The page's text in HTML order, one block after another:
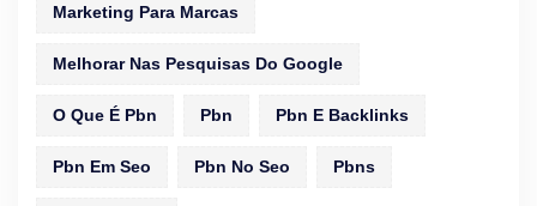
Marketing Para Marcas
Melhorar Nas Pesquisas Do Google
O Que É Pbn Pbn Pbn E Backlinks
Pbn Em Seo Pbn No Seo Pbns